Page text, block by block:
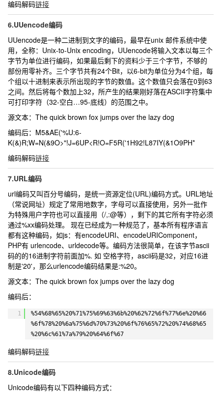
编码解码链接
6.UUencode编码
UUencode是一种二进制到文字的编码，最早在unix 邮件系统中使
用，全称：Unix-to-Unix encoding，UUencode将输入文本以每三个
字节为单位进行编码，如果最后剩下的资料少于三个字节，不够的
部份用零补齐。三个字节共有24个Bit，以6-bit为单位分为4个组，每
个组以十进制来表示所出现的字节的数值。这个数值只会落在0到63
之间。然后将每个数加上32，所产生的结果刚好落在ASCII字符集中
可打印字符（32-空白…95-底线）的范围之中。
源文本：The quick brown fox jumps over the lazy dog
编码后： M5&AE('%U:6-
K(&)R;W=N(&9O>"!J=6UP<R!O=F5R('1H92!L87IY(&1O9PH*
编码解码链接
7.URL编码
url编码又叫百分号编码，是统一资源定位(URL)编码方式。URL地址
（常说网址）规定了常用地数字，字母可以直接使用，另外一批作
为特殊用户字符也可以直接用（/,:@等），剩下的其它所有字符必须
通过%xx编码处理。 现在已经成为一种规范了，基本所有程序语言
都有这种编码，如js：有encodeURI、encodeURIComponent，
PHP有 urlencode、urldecode等。编码方法很简单，在该字节ascii
码的的16进制字符前面加%. 如 空格字符，ascii码是32，对应16进
制是'20'，那么urlencode编码结果是:%20。
源文本：The quick brown fox jumps over the lazy dog
编码后：
1
%54%68%65%20%71%75%69%63%6b%20%62%72%6f%77%6e%20%66
%6f%78%20%6a%75%6d%70%73%20%6f%76%65%72%20%74%68%65
%20%6c%61%7a%79%20%64%6f%67
编码解码链接
8.Unicode编码
Unicode编码有以下四种编码方式：